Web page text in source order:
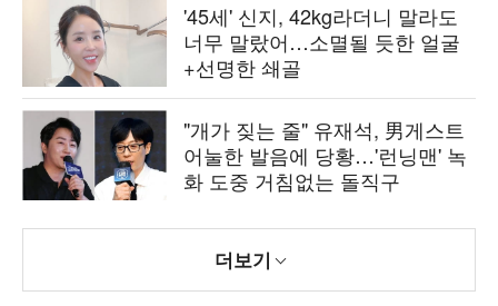
'45세' 신지, 42kg라더니 말라도
너무 말랐어…소멸될 듯한 얼굴
+선명한 쇄골
"개가 짖는 줄" 유재석, 男게스트
어눌한 발음에 당황…'런닝맨' 녹
화 도중 거침없는 돌직구
더보기